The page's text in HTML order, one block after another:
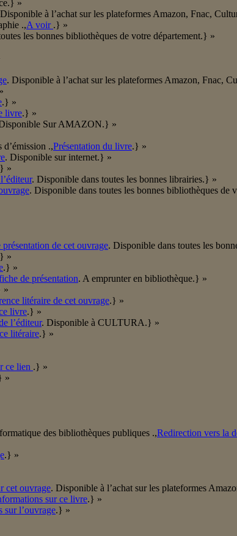
»
à l’achat sur les plateformes Amazon, Fnac,
.,A voir .} »
les bonnes bibliothèques de votre département.} »
. Disponible à l’achat sur les plateformes Amazon, Fnac,
.} »
livre.} »
Sur AMAZON.} »
.,Présentation du livre.} »
. Disponible sur internet.} »
»
. Disponible dans toutes les bonnes librairies.} »
. Disponible dans toutes les bonnes bibliothèques de
de cet ouvrage. Disponible dans toutes les
»
.} »
de présentation. A emprunter en bibliothèque.} »
»
litéraire de cet ouvrage.} »
livre.} »
l’éditeur. Disponible à CULTURA.} »
litéraire.} »
ce lien .} »
»
des bibliothèques publiques .,Redirection vers la
.} »
cet ouvrage. Disponible à l’achat sur les plateformes
sur ce livre.} »
sur l’ouvrage.} »